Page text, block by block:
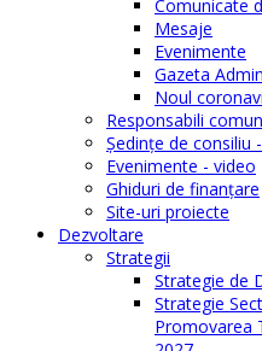
Comunicate
Mesaje
Evenimente
Gazeta
Noul
Responsabili
Şedinţe de consiliu
Evenimente - video
Ghiduri de finanţare
Site-uri proiecte
Dezvoltare
Strategii
Strategie de
Strategie
Promovarea